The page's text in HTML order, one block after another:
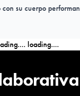
su cuerpo
producción no se
abarca del
postales al arte
loading....